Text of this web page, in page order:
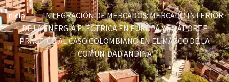
Inicio
INTEGRACIÓN DE MERCADOS: MERCADO INTERIOR
DE LA ENERGÍA ELÉCTRICA EN EUROPA Y SU APORTE
PRÁCTICO AL CASO COLOMBIANO EN EL MARCO DE LA
COMUNIDAD ANDINA